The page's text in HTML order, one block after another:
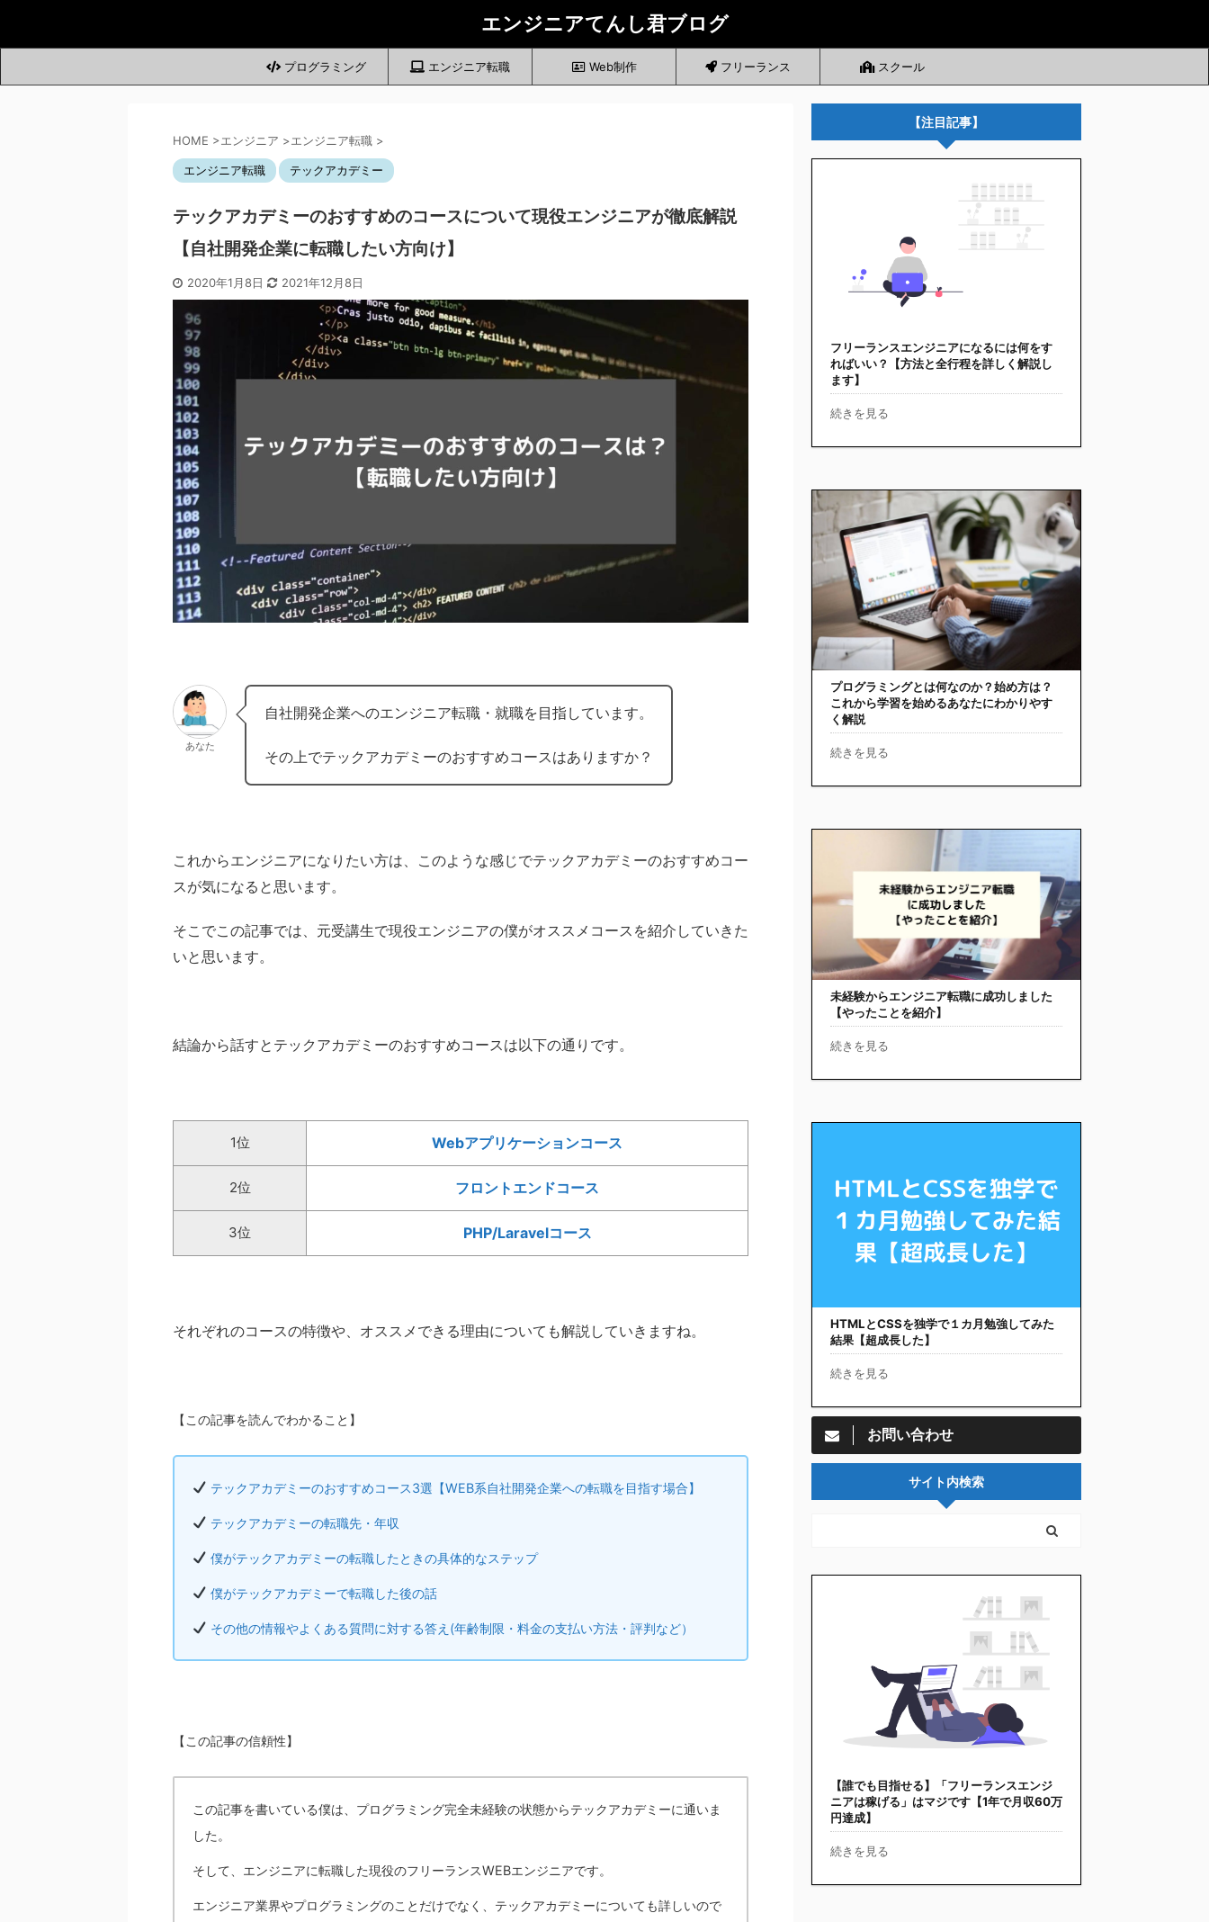
エンジニアてんし君ブログ
プログラミング エンジニア転職 Web制作 フリーランス スクール
HOME >エンジニア >エンジニア転職 >
エンジニア転職 テックアカデミー
テックアカデミーのおすすめのコースについて現役エンジニアが徹底解説
【自社開発企業に転職したい方向け】
2020年1月8日 2021年12月8日
あなた
自社開発企業へのエンジニア転職・就職を目指しています。
その上でテックアカデミーのおすすめコースはありますか？
これからエンジニアになりたい方は、このような感じでテックアカデミーのおすすめコー
スが気になると思います。
そこでこの記事では、元受講生で現役エンジニアの僕がオススメコースを紹介していきた
いと思います。
結論から話すとテックアカデミーのおすすめコースは以下の通りです。
1位 Webアプリケーションコース
2位 フロントエンドコース
3位 PHP/Laravelコース
それぞれのコースの特徴や、オススメできる理由についても解説していきますね。
【この記事を読んでわかること】
テックアカデミーのおすすめコース3選【WEB系自社開発企業への転職を目指す場合】
テックアカデミーの転職先・年収
僕がテックアカデミーの転職したときの具体的なステップ
僕がテックアカデミーで転職した後の話
その他の情報やよくある質問に対する答え(年齢制限・料金の支払い方法・評判など）
【この記事の信頼性】
この記事を書いている僕は、プログラミング完全未経験の状態からテックアカデミーに通いま
した。
そして、エンジニアに転職した現役のフリーランスWEBエンジニアです。
エンジニア業界やプログラミングのことだけでなく、テックアカデミーについても詳しいので
【注目記事】
フリーランスエンジニアになるには何をす
ればいい？【方法と全行程を詳しく解説し
ます】
続きを見る
プログラミングとは何なのか？始め方は？
これから学習を始めるあなたにわかりやす
く解説
続きを見る
未経験からエンジニア転職に成功しました
【やったことを紹介】
続きを見る
HTMLとCSSを独学で１カ月勉強してみた
結果【超成長した】
続きを見る
お問い合わせ
サイト内検索
【誰でも目指せる】「フリーランスエンジ
ニアは稼げる」はマジです【1年で月収60万
円達成】
続きを見る